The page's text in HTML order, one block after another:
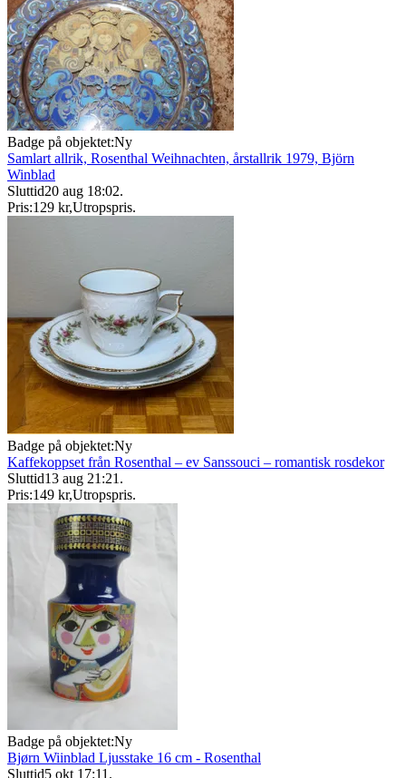
Badge på objektet:Ny
Samlart allrik, Rosenthal Weihnachten, årstallrik 1979, Björn
Winblad
Sluttid20 aug 18:02.
Pris:129 kr,Utropspris.
Badge på objektet:Ny
Kaffekoppset från Rosenthal – ev Sanssouci – romantisk rosdekor
Sluttid13 aug 21:21 .
Pris:149 kr,Utropspris.
Badge på objektet:Ny
Bjørn Wiinblad Ljusstake 16 cm - Rosenthal
Sluttid5 okt 17:11 .